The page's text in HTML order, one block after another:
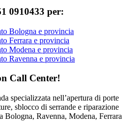
0910433 per:
Bologna e provincia
Ferrara e provincia
Modena e provincia
Ravenna e provincia
Call Center!
specializzata nell’apertura di porte
sblocco di serrande e riparazione
Bologna, Ravenna, Modena, Ferrara